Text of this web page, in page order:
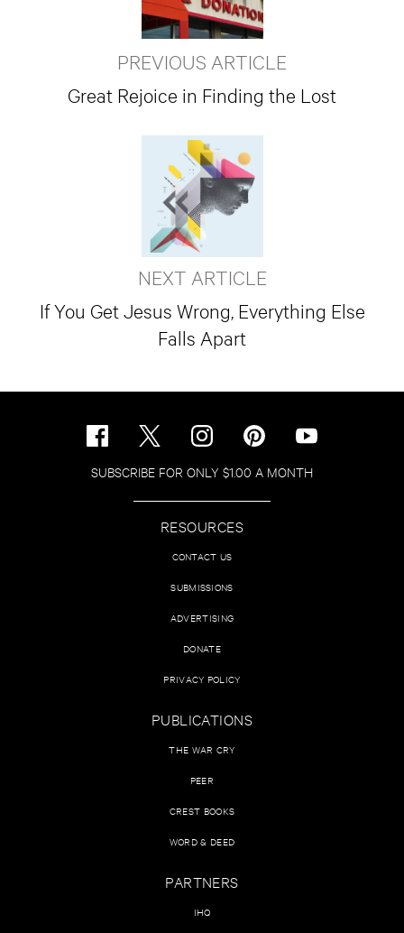
PREVIOUS ARTICLE
Great Rejoice in Finding the Lost
NEXT ARTICLE
If You Get Jesus Wrong, Everything Else
Falls Apart
SUBSCRIBE FOR ONLY $1.00 A MONTH
RESOURCES
CONTACT US
SUBMISSIONS
ADVERTISING
DONATE
PRIVACY POLICY
PUBLICATIONS
THE WAR CRY
PEER
CREST BOOKS
WORD & DEED
PARTNERS
IHQ